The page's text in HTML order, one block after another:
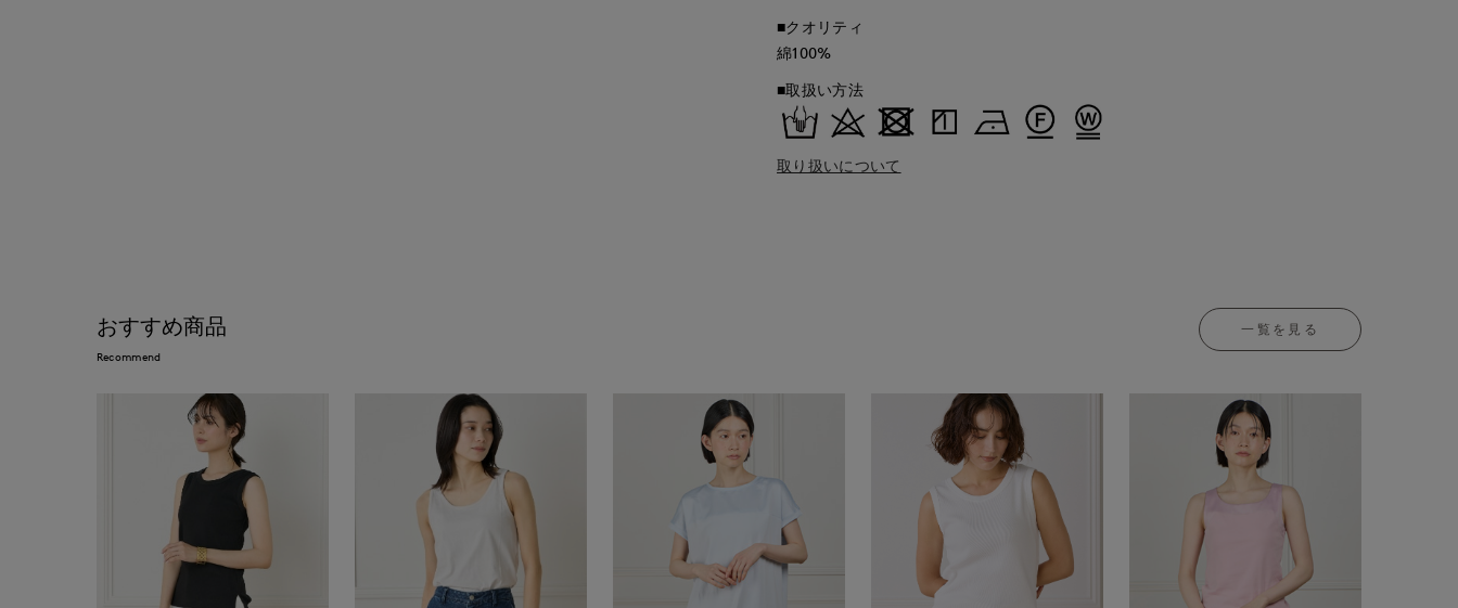
■クオリティ
綿100%
■取扱い方法
取り扱いについて
おすすめ商品
Recommend
一覧を見る